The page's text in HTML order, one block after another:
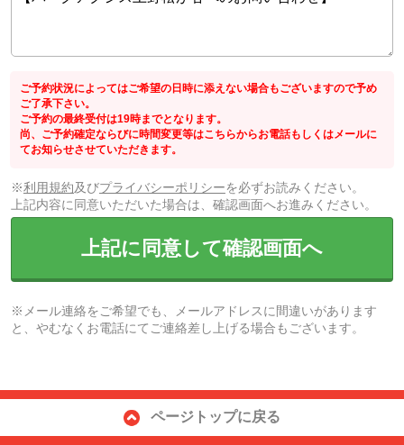
ご予約状況によってはご希望の日時に添えない場合もございますので予め
ご了承下さい。
ご予約の最終受付は19時までとなります。
尚、ご予約確定ならびに時間変更等はこちらからお電話もしくはメールに
てお知らせさせていただきます。
※利用規約及びプライバシーポリシーを必ずお読みください。
上記内容に同意いただいた場合は、確認画面へお進みください。
上記に同意して確認画面へ
※メール連絡をご希望でも、メールアドレスに間違いがあります
と、やむなくお電話にてご連絡差し上げる場合もございます。
ページトップに戻る